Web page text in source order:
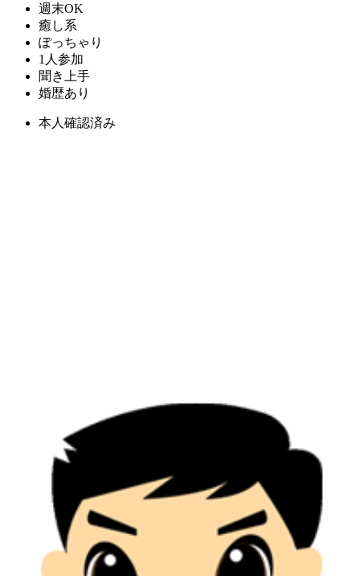
週末OK
癒し系
ぽっちゃり
1人参加
聞き上手
婚歴あり
本人確認済み